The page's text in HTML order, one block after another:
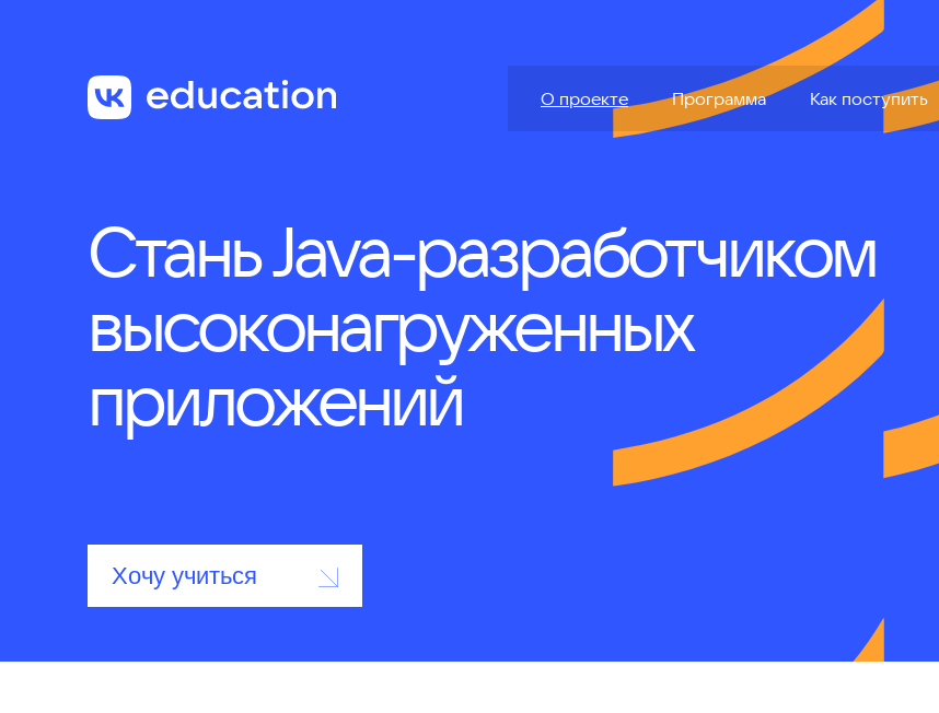
Открытые курсы События
О проекте Программа Как поступить
Стань Java-разработчиком
высоконагруженных
приложений
Хочу учиться